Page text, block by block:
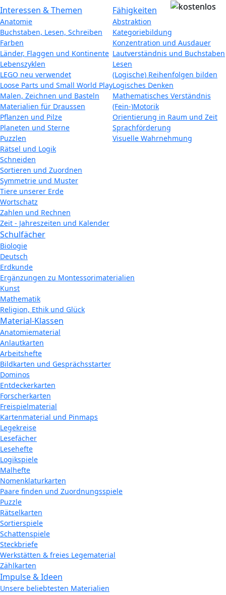
Interessen & Themen
Anatomie
Buchstaben, Lesen, Schreiben
Farben
Länder, Flaggen und Kontinente
Lebenszyklen
LEGO neu verwendet
Loose Parts und Small World Play
Malen, Zeichnen und Basteln
Materialien für Draussen
Pflanzen und Pilze
Planeten und Sterne
Puzzlen
Rätsel und Logik
Schneiden
Sortieren und Zuordnen
Symmetrie und Muster
Tiere unserer Erde
Wortschatz
Zahlen und Rechnen
Zeit - Jahreszeiten und Kalender
Fähigkeiten
Abstraktion
Kategoriebildung
Konzentration und Ausdauer
Lautverständnis und Buchstaben
Lesen
(Logische) Reihenfolgen bilden
Logisches Denken
Mathematisches Verständnis
(Fein-)Motorik
Orientierung in Raum und Zeit
Sprachförderung
Visuelle Wahrnehmung
Schulfächer
Biologie
Deutsch
Erdkunde
Ergänzungen zu Montessorimaterialien
Kunst
Mathematik
Religion, Ethik und Glück
Material-Klassen
Anatomiematerial
Anlautkarten
Arbeitshefte
Bildkarten und Gesprächsstarter
Dominos
Entdeckerkarten
Forscherkarten
Freispielmaterial
Kartenmaterial und Pinmaps
Legekreise
Lesefächer
Lesehefte
Logikspiele
Malhefte
Nomenklaturkarten
Paare finden und Zuordnungsspiele
Puzzle
Rätselkarten
Sortierspiele
Schattenspiele
Steckbriefe
Werkstätten & freies Legematerial
Zählkarten
Impulse & Ideen
Unsere beliebtesten Materialien